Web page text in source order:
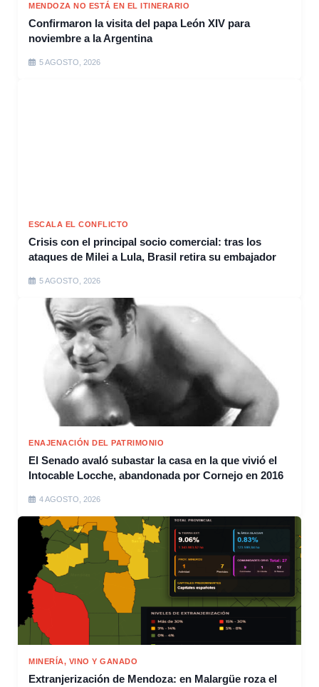
MENDOZA NO ESTÁ EN EL ITINERARIO
Confirmaron la visita del papa León XIV para
noviembre a la Argentina
5 AGOSTO, 2026
ESCALA EL CONFLICTO
Crisis con el principal socio comercial: tras los
ataques de Milei a Lula, Brasil retira su embajador
5 AGOSTO, 2026
ENAJENACIÓN DEL PATRIMONIO
El Senado avaló subastar la casa en la que vivió el
Intocable Locche, abandonada por Cornejo en 2016
4 AGOSTO, 2026
MINERÍA, VINO Y GANADO
Extranjerización de Mendoza: en Malargüe roza el